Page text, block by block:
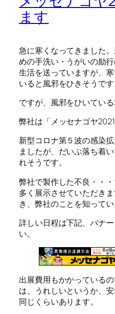
ます
急に寒くなってきました
めの手洗い・うがいの励
生活を送っていますが、
いると風邪をひきそうです
ですが、風邪をひいている
弊社は「メッセナゴヤ
新型コロナ第５波の感染
ましたが、だいぶ落ち着
れそうです。
弊社で製作した不良・・
多く展示させていただき
き、弊社のことを知って
詳しい日程は下記、バナ
い。
出展費用もかかっている
は、うれしいというか、
同じくらいあります。